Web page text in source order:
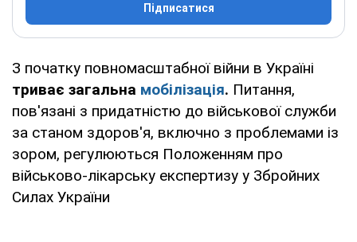
Підписатися
З початку повномасштабної війни в Україні
триває загальна мобілізація. Питання,
пов'язані з придатністю до військової служби
за станом здоров'я, включно з проблемами із
зором, регулюються Положенням про
військово-лікарську експертизу у Збройних
Силах України